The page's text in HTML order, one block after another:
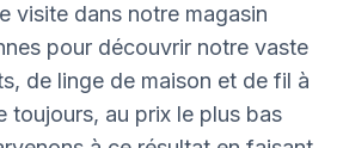
visite dans notre magasin
pour découvrir notre vaste
de linge de maison et de fil à
toujours, au prix le plus bas